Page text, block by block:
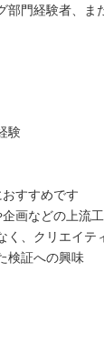
部門経験者、
験
すすめです
企画などの上流
く、クリエイ
検証への興味